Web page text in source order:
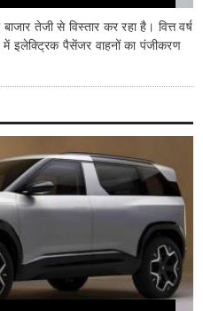
तेजी से विस्तार कर रहा है। वित्त वर्ष
इलेक्ट्रिक पैसेंजर वाहनों का पंजीकरण